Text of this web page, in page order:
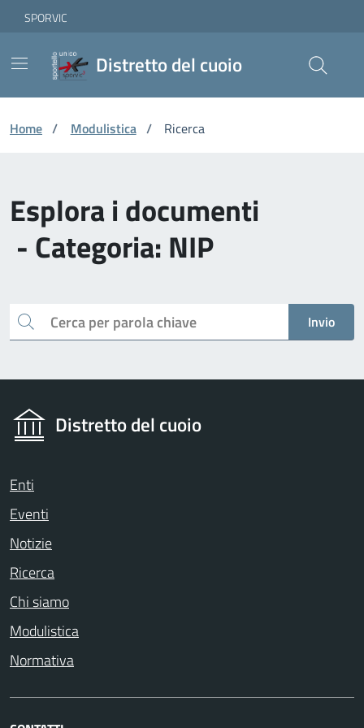
Skip to Main Content
Vai ai contenuti
Vai al footer
SPORVIC
Distretto del cuoio
Home / Modulistica / Ricerca
Esplora i documenti
- Categoria: NIP
Cerca Invio
Distretto del cuoio
Enti
Eventi
Notizie
Ricerca
Chi siamo
Modulistica
Normativa